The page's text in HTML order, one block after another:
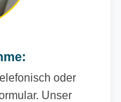
oder
Unser